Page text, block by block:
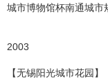
城市博物馆杯南通城市
2003
【无锡阳光城市花园】